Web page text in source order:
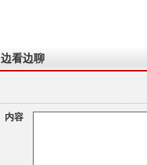
边看边聊
内容